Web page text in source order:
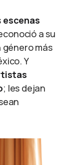
escenas
a su
género más
Y
; les dejan